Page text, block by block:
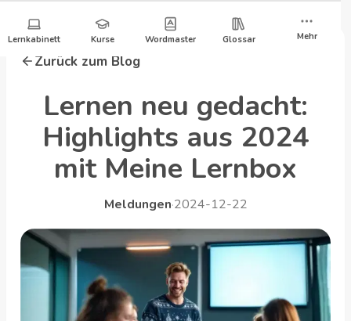
Inhalt
springen
Lernkabinett Kurse Wordmaster Glossar Mehr
Zurück zum Blog
Lernen neu gedacht:
Highlights aus 2024
mit Meine Lernbox
Meldungen·2024-12-22